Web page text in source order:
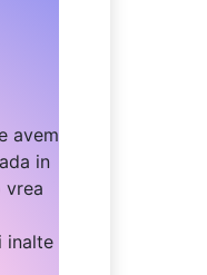
avem
in
vrea
inalte